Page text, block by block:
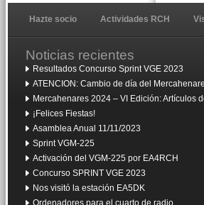
Hazte socio Actividades RCH
Noticias recientes
Resultados Concurso Sprint VGE 2023
ATENCION: Cambio de día del
Mercahenares 2024 – VI Edición: Artículos
¡Felices Fiestas!
Asamblea Anual 11/11/2023
Sprint VGM-225
Activación del VGM-225 por EA4RCH
Concurso SPRINT VGE 2023
Nos visitó la estación EA5DK